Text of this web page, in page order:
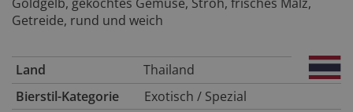
Getreide, rund und weich
Land
Thailand
Bierstil-Kategorie
Exotisch / Spezial